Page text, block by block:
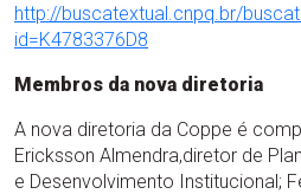
http://buscatextual.cnpq.br/
id=K4783376D8
Membros da nova diretoria
A nova diretoria da Coppe é
Ericksson Almendra,diretor de
e Desenvolvimento Institucional;